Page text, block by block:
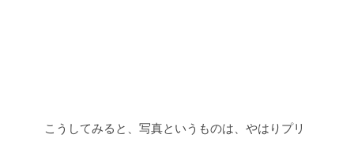
こうしてみると、写真というものは、やはりプリ